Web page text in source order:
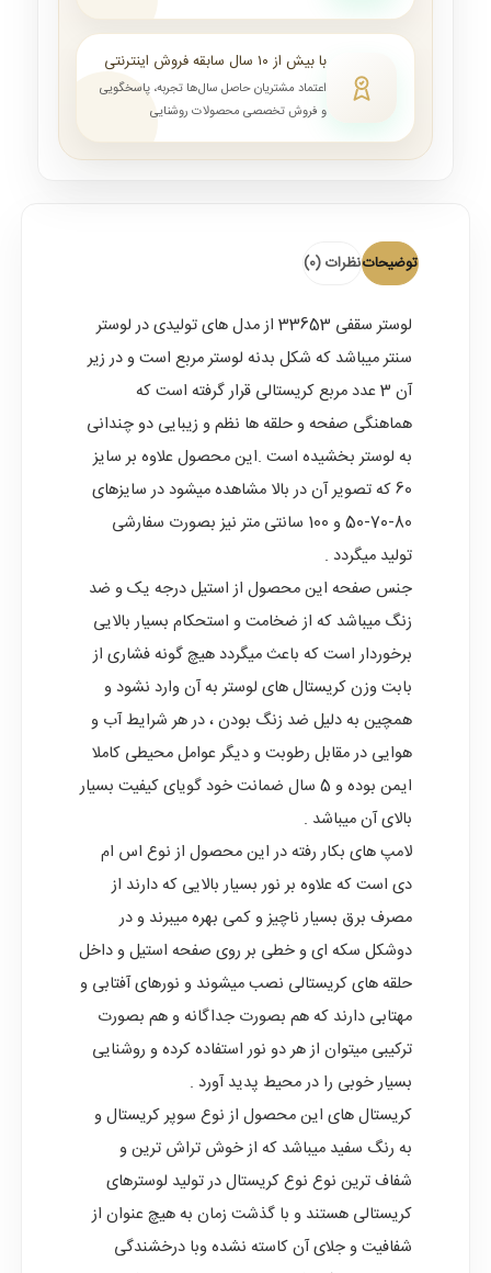
با بیش از ۱۰ سال سابقه فروش اینترنتی
اعتماد مشتریان حاصل سال‌ها تجربه، پاسخگویی
و فروش تخصصی محصولات روشنایی
توضیحاتنظرات (0)
لوستر سقفی 33653
از مدل های تولیدی در لوستر
سنتر میباشد که شکل بدنه لوستر مربع است و در زیر
آن 3 عدد مربع کریستالی قرار گرفته است که
هماهنگی صفحه و حلقه ها نظم و زیبایی دو چندانی
به لوستر بخشیده است .این محصول علاوه بر سایز
60 که تصویر آن در بالا مشاهده میشود در سایزهای
80-70-50 و 100 سانتی متر نیز بصورت سفارشی
تولید میگردد .
جنس صفحه این محصول از استیل درجه یک و ضد
زنگ میباشد که از ضخامت و استحکام بسیار بالایی
برخوردار است که باعث میگردد هیچ گونه فشاری از
بابت وزن کریستال های لوستر به آن وارد نشود و
همچین به دلیل ضد زنگ بودن ، در هر شرایط آب و
هوایی در مقابل رطوبت و دیگر عوامل محیطی کاملا
ایمن بوده و 5 سال ضمانت خود گویای کیفیت بسیار
بالای آن میباشد .
لامپ های بکار رفته در این محصول از نوع اس ام
دی است که علاوه بر نور بسیار بالایی که دارند از
مصرف برق بسیار ناچیز و کمی بهره میبرند و در
دوشکل سکه ای و خطی بر روی صفحه استیل و داخل
حلقه های کریستالی نصب میشوند و نورهای آفتابی و
مهتابی دارند که هم بصورت جداگانه و هم بصورت
ترکیبی میتوان از هر دو نور استفاده کرده و روشنایی
بسیار خوبی را در محیط پدید آورد .
کریستال های این محصول از نوع سوپر کریستال و
به رنگ سفید میباشد که از خوش تراش ترین و
شفاف ترین نوع نوع کریستال در تولید لوسترهای
کریستالی هستند و با گذشت زمان به هیچ عنوان از
شفافیت و جلای آن کاسته نشده وبا درخشندگی